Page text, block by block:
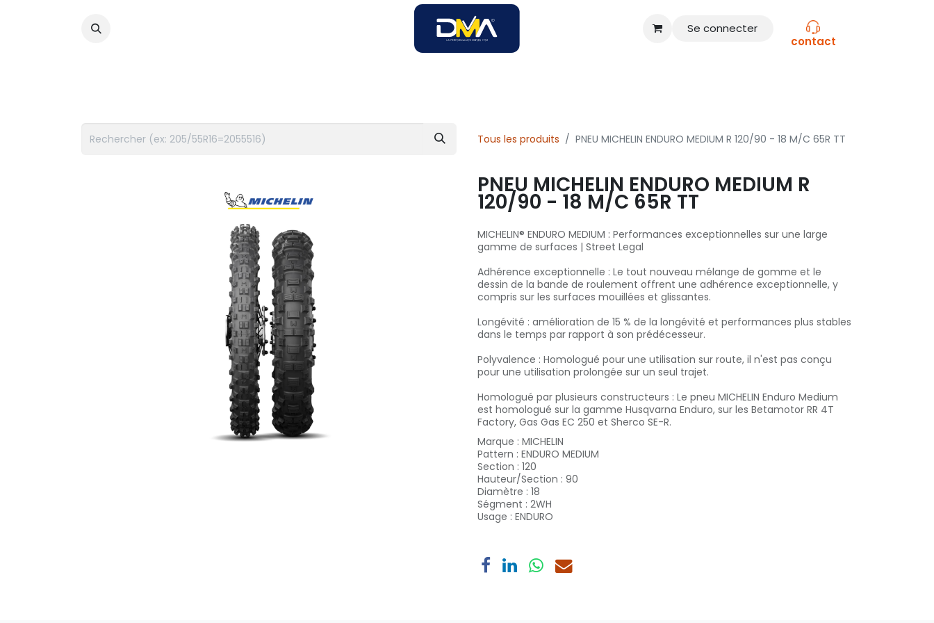
Se connecter
contact
Tous les produits PNEU MICHELIN ENDURO MEDIUM R 120/90 - 18 M/C 65R TT
PNEU MICHELIN ENDURO MEDIUM R
120/90 - 18 M/C 65R TT
MICHELIN® ENDURO MEDIUM : Performances exceptionnelles sur une large
gamme de surfaces | Street Legal
Adhérence exceptionnelle : Le tout nouveau mélange de gomme et le
dessin de la bande de roulement offrent une adhérence exceptionnelle, y
compris sur les surfaces mouillées et glissantes.
Longévité : amélioration de 15 % de la longévité et performances plus stables
dans le temps par rapport à son prédécesseur.
Polyvalence : Homologué pour une utilisation sur route, il n'est pas conçu
pour une utilisation prolongée sur un seul trajet.
Homologué par plusieurs constructeurs : Le pneu MICHELIN Enduro Medium
est homologué sur la gamme Husqvarna Enduro, sur les Betamotor RR 4T
Factory, Gas Gas EC 250 et Sherco SE-R.
Marque : MICHELIN
Pattern : ENDURO MEDIUM
Section : 120
Hauteur/Section : 90
Diamètre : 18
Ségment : 2WH
Usage : ENDURO